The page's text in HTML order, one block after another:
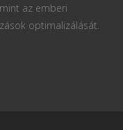
az emberi
optimalizálását.